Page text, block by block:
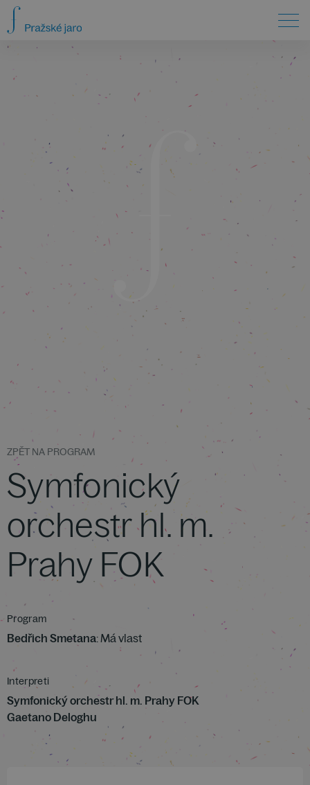
ZPĚT NA PROGRAM
Symfonický
orchestr hl. m.
Prahy FOK
Program
Bedřich Smetana: Má vlast
Interpreti
Symfonický orchestr hl. m. Prahy FOK
Gaetano Deloghu